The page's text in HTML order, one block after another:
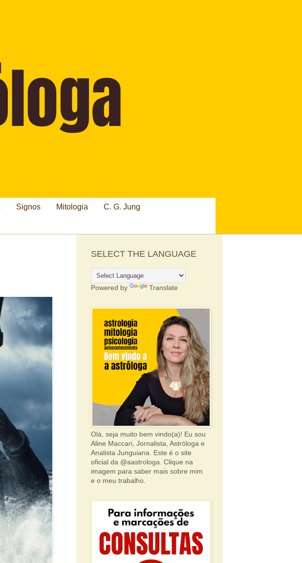
Signos Mitologia C. G. Jung
SELECT THE LANGUAGE
Powered by Translate
Olá, seja muito bem vindo(a)! Eu sou
Aline Maccari, Jornalista, Astróloga e
Analista Junguiana. Este é o site
oficial da @aastrologa. Clique na
imagem para saber mais sobre mim
e o meu trabalho.